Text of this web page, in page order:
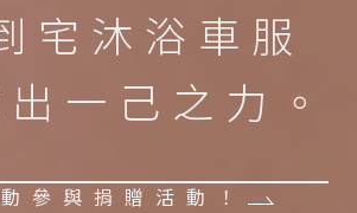
宅沐浴車服
一己之力。
參與捐贈活動！